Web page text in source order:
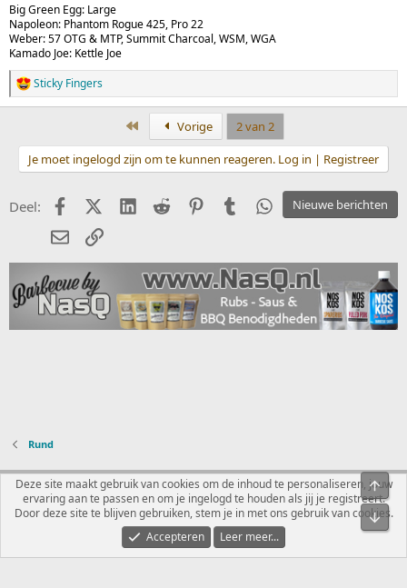
Big Green Egg: Large
Napoleon: Phantom Rogue 425, Pro 22
Weber: 57 OTG & MTP, Summit Charcoal, WSM, WGA
Kamado Joe: Kettle Joe
W
a
d
n
:
Sticky Fingers
Eerste Vorige
2 van 2
Je moet ingelogd zijn om te kunnen reageren. Log in | Registreer
Nieuwe berichten
Deel: FacebookX (Twitter)
LinkedIn
Reddit PinterestTumblrWhatsApp
E-mailkoppeling
Rund
Nederlands
Contact
Voorwaarden en regels Privacybeleid Help
R
S
Community platform by XenForo ® © 2010-2026 XenForo Ltd.
Deze site maakt gebruik van cookies om de inhoud te personaliseren, jouw
ervaring aan te passen en om je ingelogd te houden als jij je registreert.
Door deze site te blijven gebruiken, stem je in met ons gebruik van cookies.
Accepteren
Leer meer...